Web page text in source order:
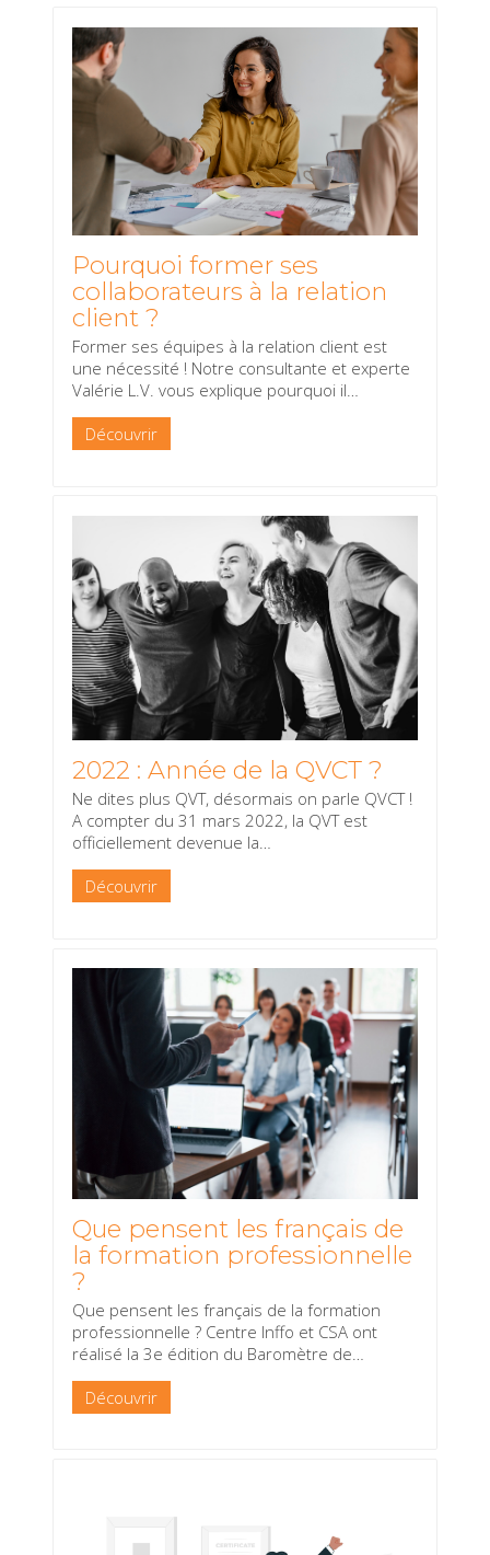
Pourquoi former ses
collaborateurs à la relation
client ?
Former ses équipes à la relation client est
une nécessité ! Notre consultante et experte
Valérie L.V. vous explique pourquoi il…
Découvrir
2022 : Année de la QVCT ?
Ne dites plus QVT, désormais on parle QVCT !
A compter du 31 mars 2022, la QVT est
officiellement devenue la…
Découvrir
Que pensent les français de
la formation professionnelle
?
Que pensent les français de la formation
professionnelle ? Centre Inffo et CSA ont
réalisé la 3e édition du Baromètre de
Découvrir